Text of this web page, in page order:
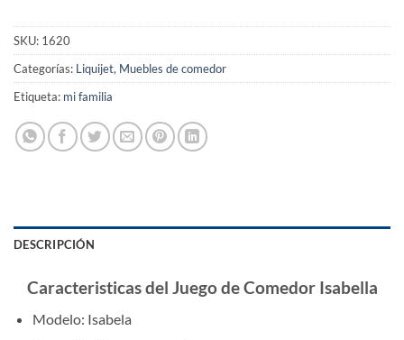
SKU: 1620
Categorías: Liquijet, Muebles de comedor
Etiqueta: mi familia
DESCRIPCIÓN
Caracteristicas del Juego de Comedor Isabella
Modelo: Isabela